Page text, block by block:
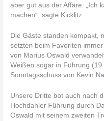
aber gut aus der Affäre. „Ich
machen“, sagte Kicklitz.
Die Gäste standen kompakt,
setzten beim Favoriten
von Marius Oswald
Weißen sogar in Führung
Sonntagsschuss von Kevin
Unsere Dritte bot auch nach
Hochdahler Führung durch
Oswald mit seinem zweiten